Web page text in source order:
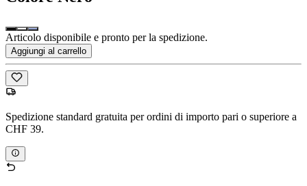
Articolo disponibile e pronto per la spedizione.
Aggiungi al carrello
Spedizione standard gratuita per ordini di importo pari o superiore a
CHF 39.